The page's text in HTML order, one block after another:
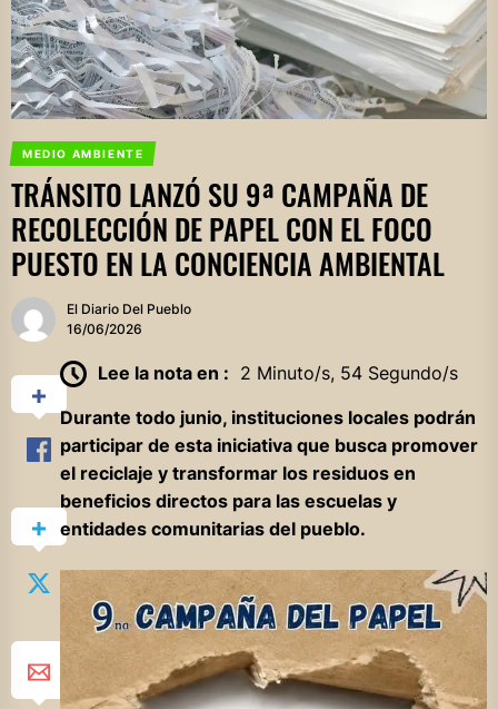
MEDIO AMBIENTE
TRÁNSITO LANZÓ SU 9ª CAMPAÑA DE
RECOLECCIÓN DE PAPEL CON EL FOCO
PUESTO EN LA CONCIENCIA AMBIENTAL
El Diario Del Pueblo
16/06/2026
Lee la nota en : 2 Minuto/s, 54 Segundo/s
Durante todo junio, instituciones locales podrán
participar de esta iniciativa que busca promover
el reciclaje y transformar los residuos en
beneficios directos para las escuelas y
entidades comunitarias del pueblo.